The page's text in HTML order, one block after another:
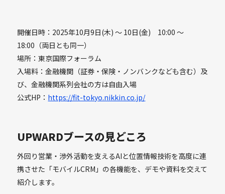
開催日時：2025年10月9日(木) 〜 10日(金) 10:00 ～
18:00（両日とも同一）
場所：東京国際フォーラム
入場料：金融機関（証券・保険・ノンバンクなども含む）及
び、金融機関系列会社の方は自由入場
公式HP： https://fit-tokyo.nikkin.co.jp/
UPWARDブースの見どころ
外回り営業・渉外活動を支えるAIと位置情報技術を高度に連
携させた「モバイルCRM」の各機能を、デモや資料を交えて
紹介します。